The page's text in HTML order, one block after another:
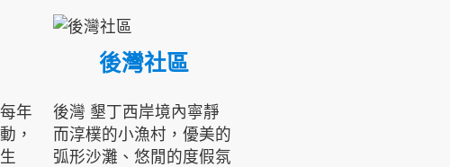
年
，
後灣社區
後灣 墾丁西岸境內寧靜
而淳樸的小漁村，優美的
弧形沙灘、悠閒的度假氛